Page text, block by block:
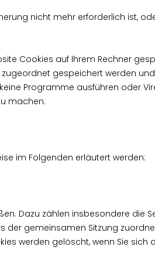
nicht mehr erforderlich ist,
Cookies auf Ihrem Rechner
gespeichert werden
Programme ausführen oder
machen.
im Folgenden erläutert werden:
Dazu zählen insbesondere die
gemeinsamen Sitzung
werden gelöscht, wenn Sie sich